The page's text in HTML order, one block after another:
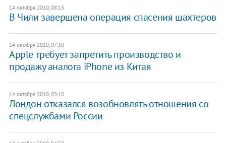
14 октября 2010, 08:13
В Чили завершена операция спасения шахтеров
14 октября 2010, 07:30
Apple требует запретить производство и
продажу аналога iPhone из Китая
14 октября 2010, 05:10
Лондон отказался возобновлять отношения со
спецслужбами России